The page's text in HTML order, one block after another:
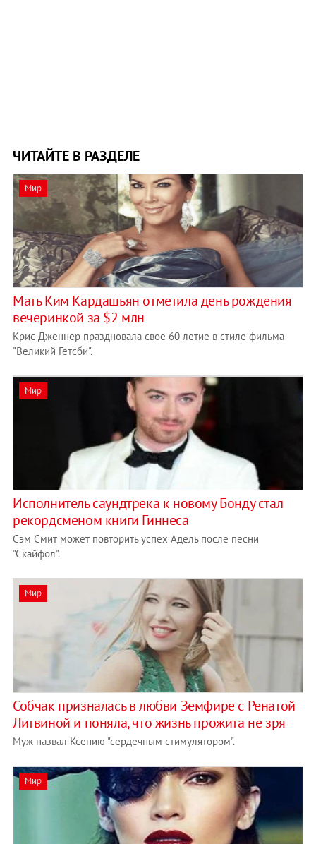
ЧИТАЙТЕ В РАЗДЕЛЕ
Мир
Мать Ким Кардашьян отметила день рождения
вечеринкой за $2 млн
Крис Дженнер праздновала свое 60-летие в стиле фильма
"Великий Гетсби".
Мир
Исполнитель саундтрека к новому Бонду стал
рекордсменом книги Гиннеса
Сэм Смит может повторить успех Адель после песни
"Скайфол".
Мир
Собчак призналась в любви Земфире с Ренатой
Литвиной и поняла, что жизнь прожита не зря
Муж назвал Ксению "сердечным стимулятором".
Мир